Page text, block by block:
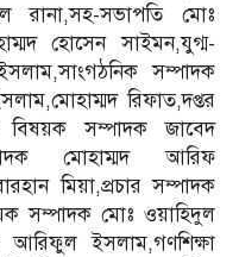
রানা,সহ-সভাপতি মোঃ
হোসেন সাইমন,যুগ্ম-
সম্পাদক
রিফাত,দপ্তর
বিষয়ক সম্পাদক জাবেদ
মোহাম্মদ আরিফ
মিয়া,প্রচার সম্পাদক
সম্পাদক মোঃ ওয়াহিদুল
ইসলাম,গণশিক্ষা